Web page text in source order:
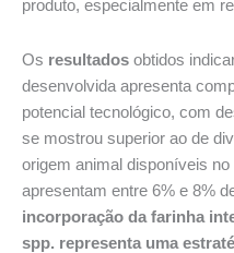
produto, especialmente em
Os resultados obtidos
desenvolvida apresenta
potencial tecnológico, com
se mostrou superior ao de
origem animal disponíveis
apresentam entre 6% e 8%
incorporação da farinha
spp. representa uma